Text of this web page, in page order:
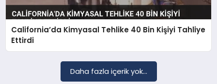
SAĞLIK
California’da Kimyasal Tehlike 40 Bin Kişiyi Tahliye
Ettirdi
Daha fazla içerik yok...